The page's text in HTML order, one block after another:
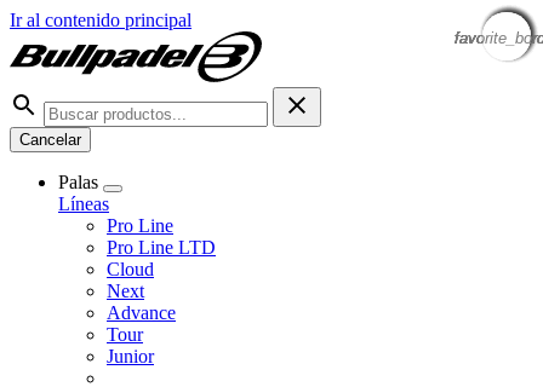
Ir al contenido principal
Cancelar
Palas
Líneas
Pro Line
Pro Line LTD
Cloud
Next
Advance
Tour
Junior